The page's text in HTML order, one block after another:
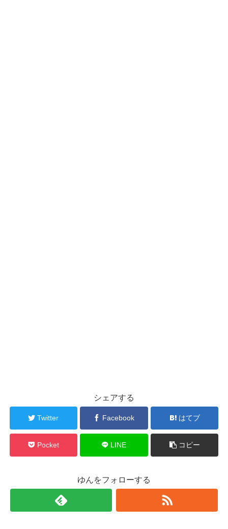
シェアする
Twitter Facebook はてブ
Pocket LINE コピー
ゆんをフォローする